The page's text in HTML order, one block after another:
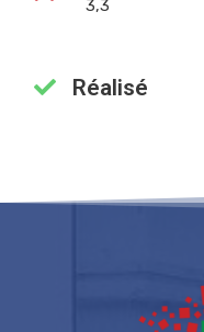
3,3
Réalisé